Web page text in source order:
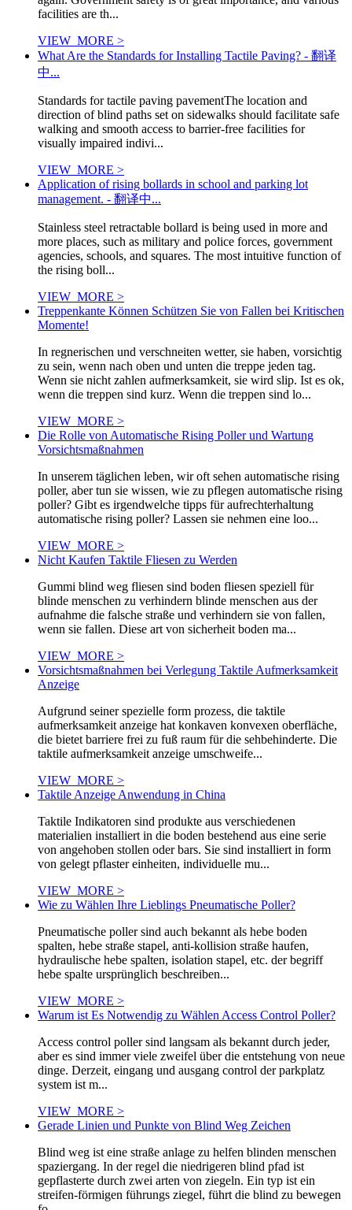
facilities are th...
VIEW_MORE >
What Are the Standards for Installing Tactile Paving? - 翻译
中...
Standards for tactile paving pavementThe location and
direction of blind paths set on sidewalks should facilitate safe
walking and smooth access to barrier-free facilities for
visually impaired indivi...
VIEW_MORE >
Application of rising bollards in school and parking lot
management. - 翻译中...
Stainless steel retractable bollard is being used in more and
more places, such as military and police forces, government
agencies, schools, and squares. The most intuitive function of
the rising boll...
VIEW_MORE >
Treppenkante Können Schützen Sie von Fallen bei Kritischen
Momente!
In regnerischen und verschneiten wetter, sie haben, vorsichtig
zu sein, wenn nach oben und unten die treppe jeden tag.
Wenn sie nicht zahlen aufmerksamkeit, sie wird slip. Ist es ok,
wenn die treppen sind kurz. Wenn die treppen sind lo...
VIEW_MORE >
Die Rolle von Automatische Rising Poller und Wartung
Vorsichtsmaßnahmen
In unserem täglichen leben, wir oft sehen automatische rising
poller, aber tun sie wissen, wie zu pflegen automatische rising
poller? Gibt es irgendwelche tipps für aufrechterhaltung
automatische rising poller? Lassen sie nehmen eine loo...
VIEW_MORE >
Nicht Kaufen Taktile Fliesen zu Werden
Gummi blind weg fliesen sind boden fliesen speziell für
blinde menschen zu verhindern blinde menschen aus der
aufnahme die falsche straße und verhindern sie von fallen,
wenn sie fallen. Diese art von sicherheit boden ma...
VIEW_MORE >
Vorsichtsmaßnahmen bei Verlegung Taktile Aufmerksamkeit
Anzeige
Aufgrund seiner spezielle form prozess, die taktile
aufmerksamkeit anzeige hat konkaven konvexen oberfläche,
die bietet barriere frei zu fuß raum für die sehbehinderte. Die
taktile aufmerksamkeit anzeige umschweife...
VIEW_MORE >
Taktile Anzeige Anwendung in China
Taktile Indikatoren sind produkte aus verschiedenen
materialien installiert in die boden bestehend aus eine serie
von angehoben stollen oder bars. Sie sind installiert in form
von gelegt pflaster einheiten, individuelle mu...
VIEW_MORE >
Wie zu Wählen Ihre Lieblings Pneumatische Poller?
Pneumatische poller sind auch bekannt als hebe boden
spalten, hebe straße stapel, anti-kollision straße haufen,
hydraulische hebe spalten, isolation stapel, etc. der begriff
hebe spalte ursprünglich beschreiben...
VIEW_MORE >
Warum ist Es Notwendig zu Wählen Access Control Poller?
Access control poller sind langsam als bekannt durch jeder,
aber es sind immer viele zweifel über die entstehung von neue
dinge. Derzeit, eingang und ausgang control der parkplatz
system ist m...
VIEW_MORE >
Gerade Linien und Punkte von Blind Weg Zeichen
Blind weg ist eine straße anlage zu helfen blinden menschen
spaziergang. In der regel die niedrigeren blind pfad ist
gepflasterte durch zwei arten von ziegeln. Ein typ ist ein
streifen-förmigen führungs ziegel, führt die blind zu bewegen